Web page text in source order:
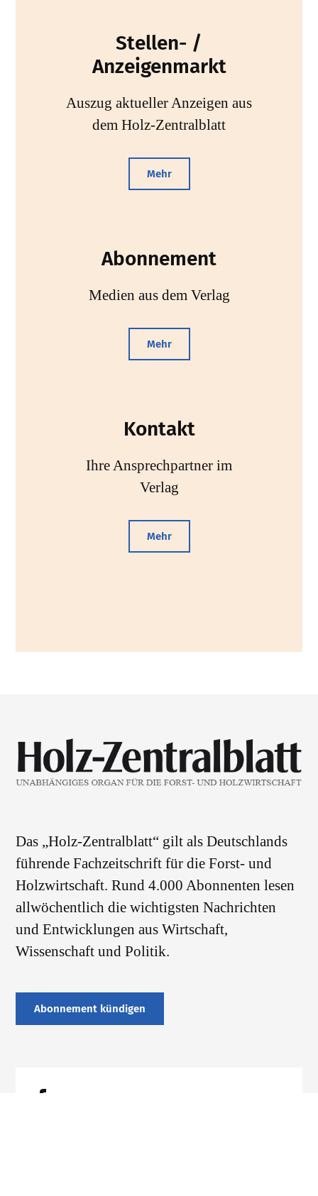
Stellen- /
Anzeigenmarkt
Auszug aktueller Anzeigen aus
dem Holz-Zentralblatt
Mehr
Abonnement
Medien aus dem Verlag
Mehr
Kontakt
Ihre Ansprechpartner im
Verlag
Mehr
Das „Holz-Zentralblatt“ gilt als Deutschlands
führende Fachzeitschrift für die Forst- und
Holzwirtschaft. Rund 4.000 Abonnenten lesen
allwöchentlich die wichtigsten Nachrichten
und Entwicklungen aus Wirtschaft,
Wissenschaft und Politik.
Abonnement kündigen